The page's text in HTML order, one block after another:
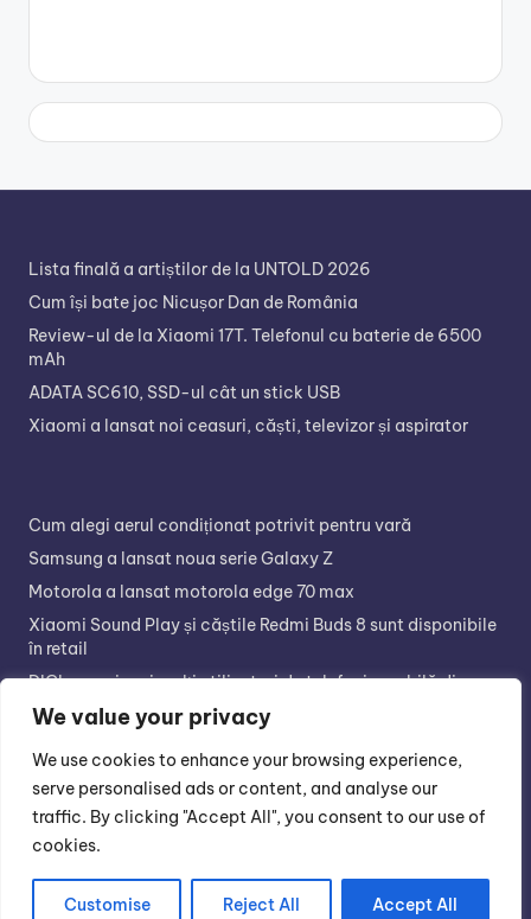
We value your privacy
We use cookies to enhance your browsing experience,
serve personalised ads or content, and analyse our
traffic. By clicking "Accept All", you consent to our use of
cookies.
Customise Reject All Accept All
Lista finală a artiștilor de la UNTOLD 2026
Cum își bate joc Nicușor Dan de România
Review-ul de la Xiaomi 17T. Telefonul cu baterie de 6500
mAh
ADATA SC610, SSD-ul cât un stick USB
Xiaomi a lansat noi ceasuri, căști, televizor și aspirator
Cum alegi aerul condiționat potrivit pentru vară
Samsung a lansat noua serie Galaxy Z
Motorola a lansat motorola edge 70 max
Xiaomi Sound Play și căștile Redmi Buds 8 sunt disponibile
în retail
DIGI are cei mai mulți utilizatori de telefonie mobilă din
România